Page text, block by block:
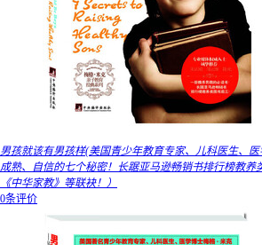
男孩就该有男孩样(美国青少年教育专家、儿科医生、医
成熟、自信的七个秘密！长踞亚马逊畅销书排行榜教养
《中华家教》等联袂！）
0条评价